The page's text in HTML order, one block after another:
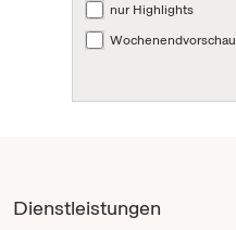
nur Highlights
Wochenendvorschau
Dienstleistungen